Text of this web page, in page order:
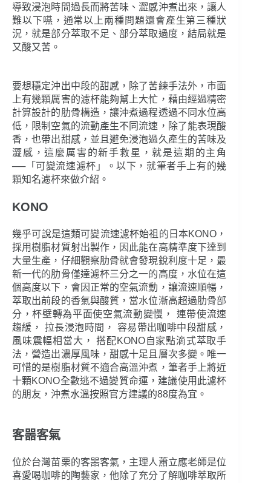
導致浸泡時間過長而將苦味、澀感沖煮出來，讓人
難以下嚥，通常以上兩種問題還會產生第三種狀
況，就是部分萃取不足、部分萃取過度，結局就是
又酸又苦。
要想穩定沖出中段的甜感，除了苦練手法外，市面
上有幾顆厲害的濾杯能夠幫上大忙，藉由經過精密
計算設計的肋骨構造，讓沖煮過程透過不同水位高
低，限制空氣的流動產生不同流速，除了能表現酸
香，也帶出甜感，並且避免浸泡過久產生的苦味及
澀感，這麼厲害的新手救星，就是這期的主角
──「可變流速濾杯」。以下，就筆者手上有的幾
顆知名濾杯來做介紹。
KONO
幾乎可說是這類可變流速濾杯始祖的日本KONO，
採用樹脂材質射出製作，因此能在高精準度下達到
大量生產，仔細觀察肋骨就會發現銳利度十足，最
新一代的肋骨僅達濾杯三分之一的高度，水位在這
個高度以下，會因正常的空氣流動，讓流速順暢，
萃取出前段的香氣與酸質，當水位漸高超過肋骨部
分，杯壁轉為平面使空氣流動變慢， 連帶使流速
趨緩， 拉長浸泡時間， 容易帶出咖啡中段甜感，
風味震幅相當大， 搭配KONO自家點滴式萃取手
法，營造出濃厚風味，甜感十足且層次多變。唯一
可惜的是樹脂材質不適合高溫沖煮，筆者手上將近
十顆KONO全數逃不過變質命運，建議使用此濾杯
的朋友，沖煮水溫按照官方建議的88度為宜。
客噐客氣
位於台灣苗栗的客噐客氣，主理人蕭立應老師是位
喜愛喝咖啡的陶藝家，他除了充分了解咖啡萃取所